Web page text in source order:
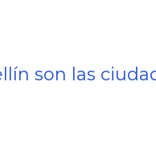
son las